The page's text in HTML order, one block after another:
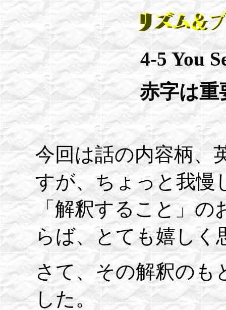
4-5 You
赤字は重
今回は話の内容柄、
すが、ちょっと我慢
「解釈すること」の
らば、とても嬉しく
さて、その解釈のも
した。